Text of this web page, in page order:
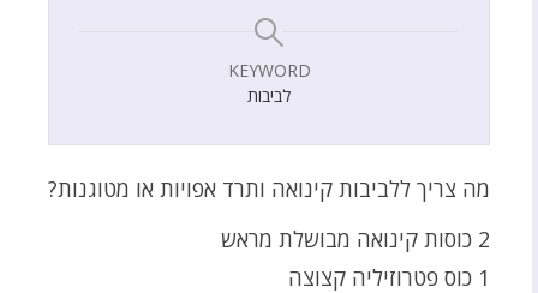
KEYWORD
לביבות
מה צריך ללביבות קינואה ותרד אפויות או מטוגנות?
2 כוסות קינואה מבושלת מראש
1 כוס פטרוזיליה קצוצה